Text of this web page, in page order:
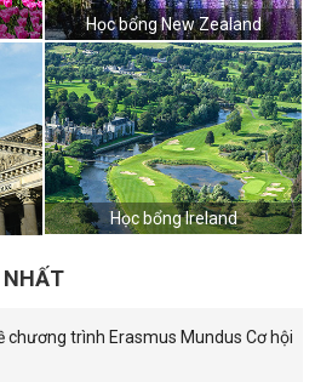
Học bổng New Zealand
Học bổng Ireland
NHẤT
chương trình Erasmus Mundus Cơ hội